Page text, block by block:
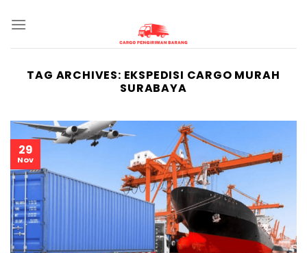
TAG ARCHIVES: EKSPEDISI CARGO MURAH
SURABAYA
29
Nov